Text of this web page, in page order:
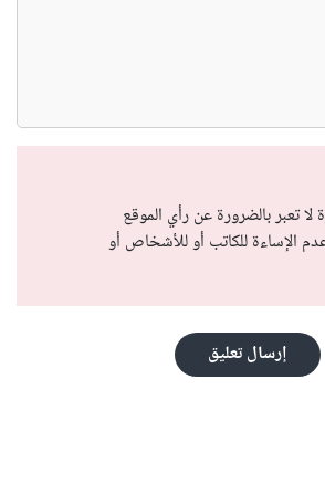
لا تعبر بالضرورة عن رأي الموقع
الإساءة للكاتب أو للأشخاص أو
إرسال تعليق